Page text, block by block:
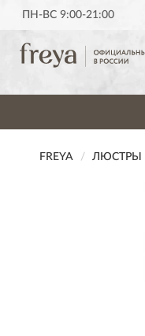
ПН-ВС 9:00-21:00
FREYA ЛЮСТРЫ